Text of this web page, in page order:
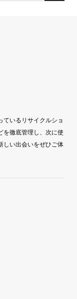
ているリサイクルショ
を徹底管理し、次に使
しい出会いをぜひご体